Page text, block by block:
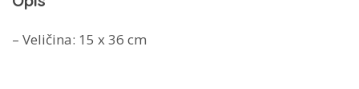
KH-
1219
– Veličina: 15 x 36 cm